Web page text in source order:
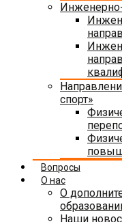
спорт»
Вопросы
О нас
О
Наши